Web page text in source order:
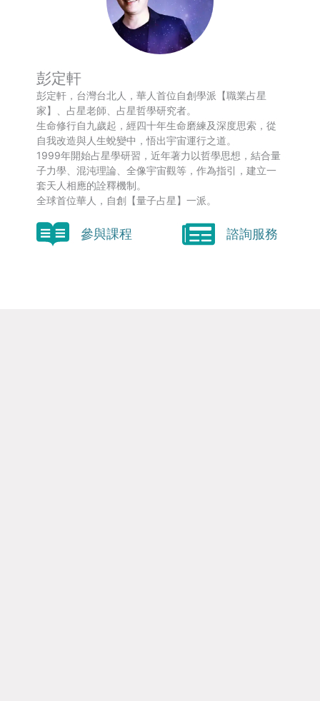
彭定軒
彭定軒，台灣台北人，華人首位自創學派【職業占星
家】、占星老師、占星哲學研究者。
生命修行自九歲起，經四十年生命磨練及深度思索，從
自我改造與人生蛻變中，悟出宇宙運行之道。
1999年開始占星學研習，近年著力以哲學思想，結合量
子力學、混沌理論、全像宇宙觀等，作為指引，建立一
套天人相應的詮釋機制。
全球首位華人，自創【量子占星】一派。
參與課程 諮詢服務